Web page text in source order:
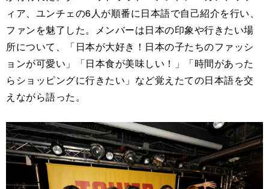
ィア、ユンチェの6人が順番に日本語で自己紹介を行い、
ファンを魅了した。メンバーは日本の印象や行きたい場
所について、「日本が大好き！日本の子たちのファッシ
ョンが可愛い」「日本食が美味しい！」「時間があった
らショッピングに行きたい」など覚えたての日本語を交
えながら語った。